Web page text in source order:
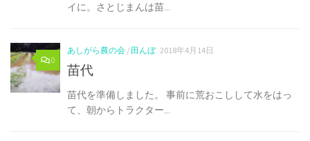
イに。さとじまんは苗...
0
あしがら農の会 / 田んぼ 2018年4月14日
苗代
苗代を準備しました。 事前に荒おこしして水をはっ
て、朝からトラクター...